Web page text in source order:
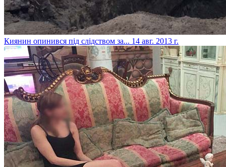
Киянин опинився під слідством за... 14 авг. 2013 г.